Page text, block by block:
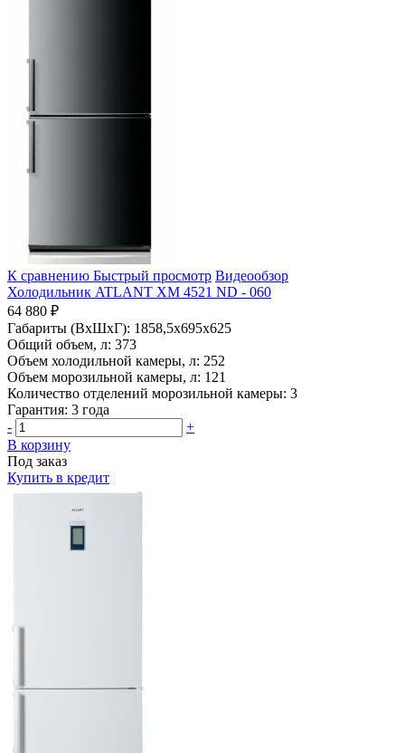
К сравнению Быстрый просмотр Видеообзор
Холодильник ATLANT ХМ 4521 ND - 060
64 880 ₽
Габариты (ВхШхГ): 1858,5x695x625
Общий объем, л: 373
Объем холодильной камеры, л: 252
Объем морозильной камеры, л: 121
Количество отделений морозильной камеры: 3
Гарантия: 3 года
-
+
В корзину
Под заказ
Купить в кредит